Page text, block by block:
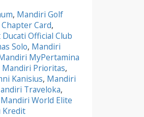
, Mandiri Golf
Card,
Official Club
Solo, Mandiri
MyPertamina
Mandiri Prioritas,
Kanisius, Mandiri
Traveloka,
Mandiri World Elite
Kredit